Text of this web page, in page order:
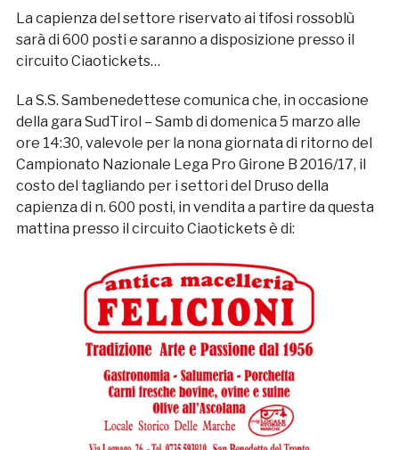
La capienza del settore riservato ai tifosi rossoblù
sarà di 600 posti e saranno a disposizione presso il
circuito Ciaotickets…
La S.S. Sambenedettese comunica che, in occasione
della gara SudTirol – Samb di domenica 5 marzo alle
ore 14:30, valevole per la nona giornata di ritorno del
Campionato Nazionale Lega Pro Girone B 2016/17, il
costo del tagliando per i settori del Druso della
capienza di n. 600 posti, in vendita a partire da questa
mattina presso il circuito Ciaotickets è di: